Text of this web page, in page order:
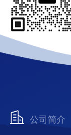
公司简介